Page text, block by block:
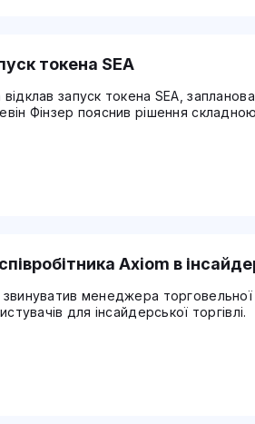
токена SEA
запуск токена SEA,
Фінзер пояснив рішення
Axiom в
менеджера
для інсайдерської торгівлі.